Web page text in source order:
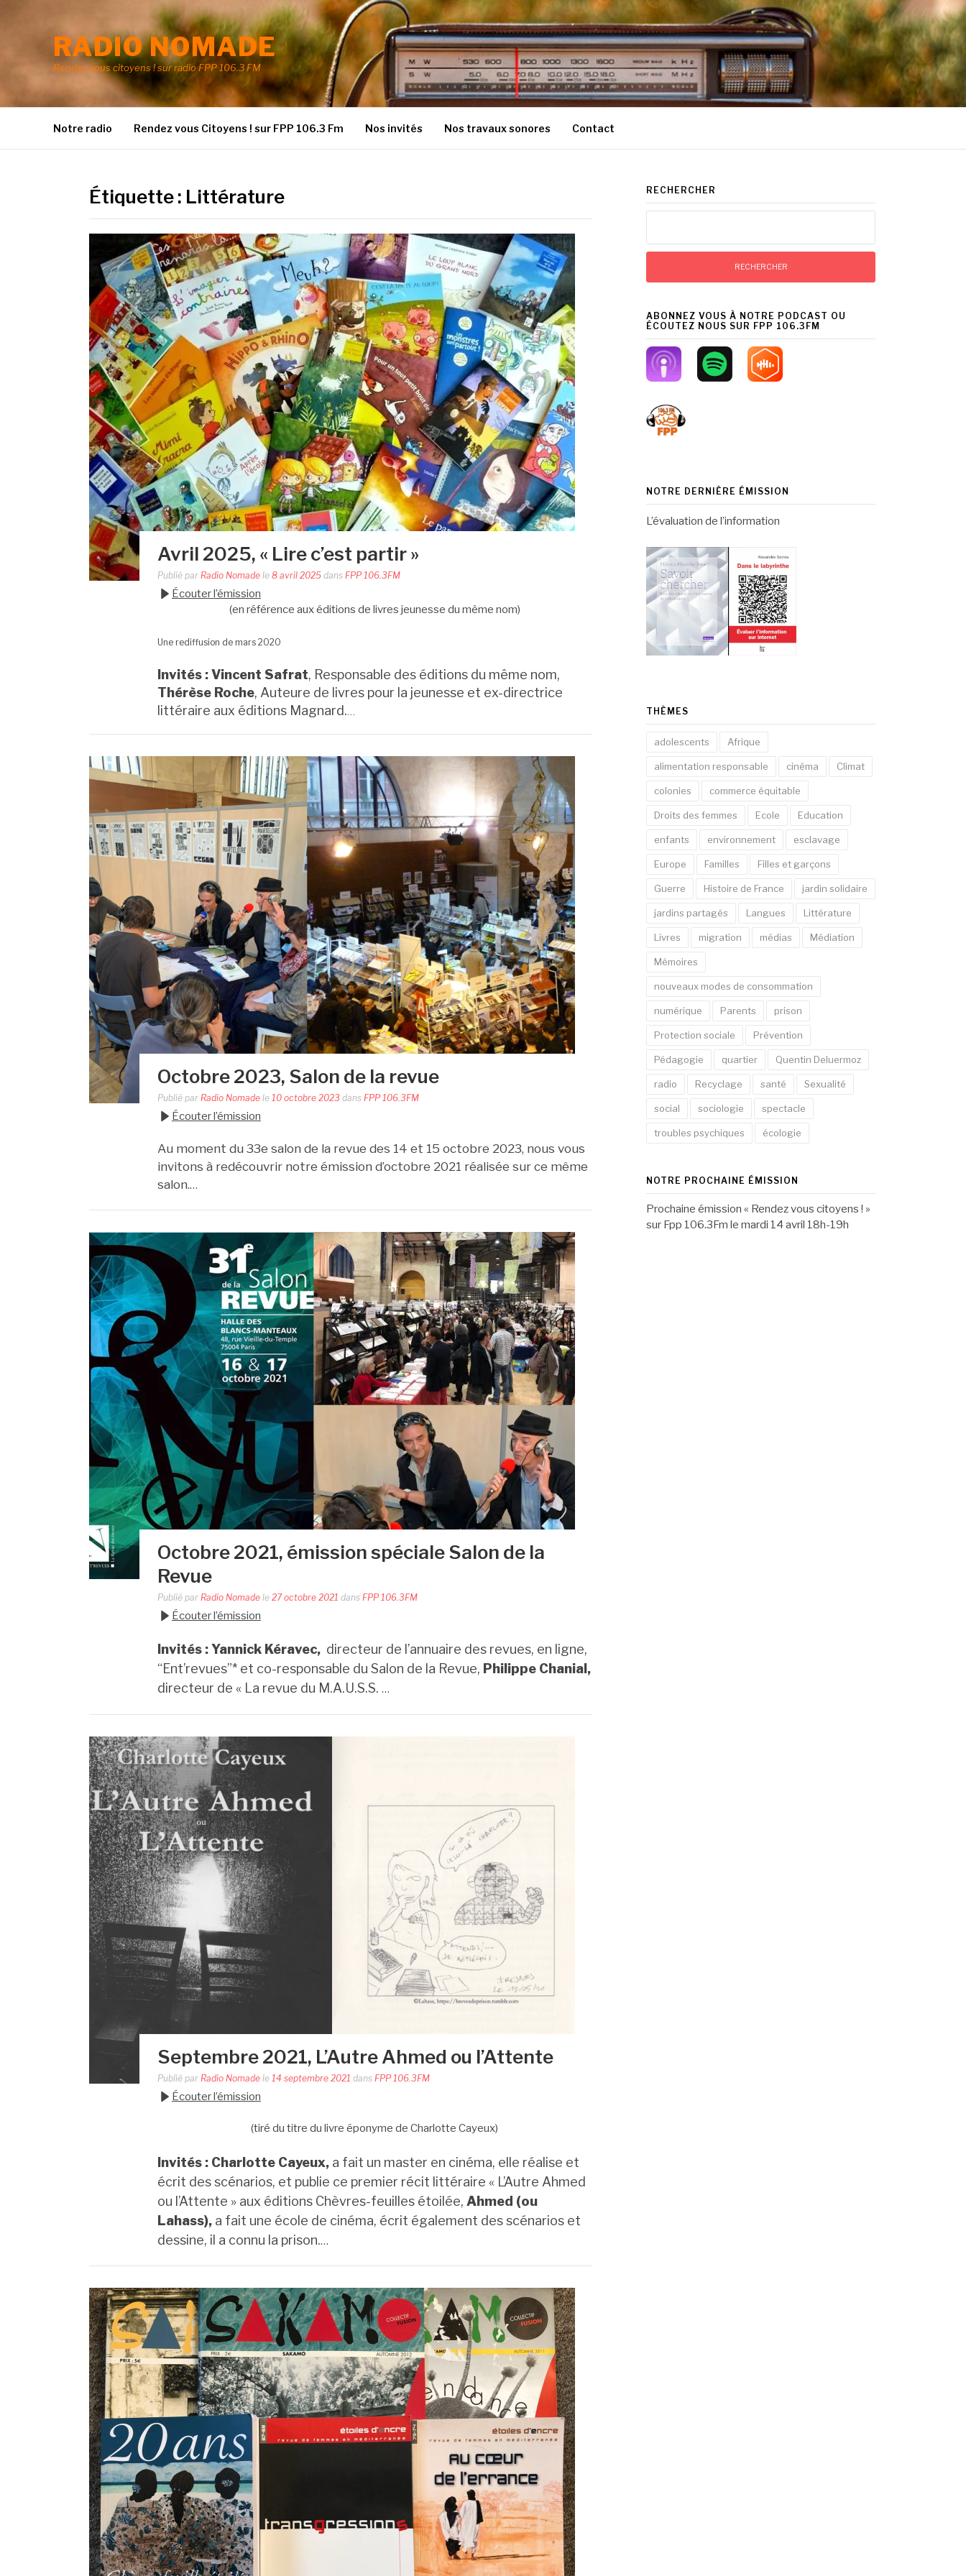
RADIO NOMADE
Rendez vous citoyens ! sur radio FPP 106.3 FM
Notre radio Rendez vous Citoyens ! sur FPP 106.3 Fm Nos invités Nos travaux sonores Contact
Étiquette : Littérature
Avril 2025, « Lire c’est partir »
Publié par Radio Nomadele 8 avril 2025dans FPP 106.3FM
Écouter l’émission
(en référence aux éditions de livres jeunesse du même nom)
Une rediffusion de mars 2020
Invités : Vincent Safrat, Responsable des éditions du même nom,
T hérèse Roche, Auteure de livres pour la jeunesse et ex-directrice
littéraire aux éditions Magnard.…
Octobre 2023, Salon de la revue
Publié par Radio Nomadele 10 octobre 2023dans FPP 106.3FM
Écouter l’émission
Au moment du 33e salon de la revue des 14 et 15 octobre 2023, nous vous
invitons à redécouvrir notre émission d’octobre 2021 réalisée sur ce même
salon.…
Octobre 2021, émission spéciale Salon de la
Revue
Publié par Radio Nomadele 27 octobre 2021 dans FPP 106.3FM
Écouter l’émission
Invités : Yannick Kéravec, directeur de l’annuaire des revues, en ligne,
“Ent’revues”* et co-responsable du Salon de la Revue, Philippe Chanial,
directeur de « La revue du M.A.U.S.S. …
Septembre 2021, L’Autre Ahmed ou l’Attente
Publié par Radio Nomadele 14 septembre 2021 dans FPP 106.3FM
Écouter l’émission
(tiré du titre du livre éponyme de Charlotte Cayeux)
Invités : Charlotte Cayeux, a fait un master en cinéma, elle réalise et
écrit des scénarios, et publie ce premier récit littéraire « L’Autre Ahmed
ou l’Attente » aux éditions Chèvres-feuilles étoilée, Ahmed (ou
Lahass), a fait une école de cinéma, écrit également des scénarios et
dessine, il a connu la prison.…
RECHERCHER
ABONNEZ VOUS À NOTRE PODCAST OU
ÉCOUTEZ NOUS SUR FPP 106.3FM
NOTRE DERNIÈRE ÉMISSION
L’évaluation de l’information
THÈMES
adolescents Afrique
alimentation responsable cinéma Climat
colonies commerce équitable
Droits des femmes Ecole Education
enfants environnement esclavage
Europe Familles Filles et garçons
Guerre Histoire de France jardin solidaire
jardins partagés Langues Littérature
Livres migration médias Médiation
Mémoires
nouveaux modes de consommation
numérique Parents prison
Protection sociale Prévention
Pédagogie quartier Quentin Deluermoz
radio Recyclage santé Sexualité
social sociologie spectacle
troubles psychiques écologie
NOTRE PROCHAINE ÉMISSION
Prochaine émission « Rendez vous citoyens ! »
sur Fpp 106.3Fm le mardi 14 avril 18h-19h